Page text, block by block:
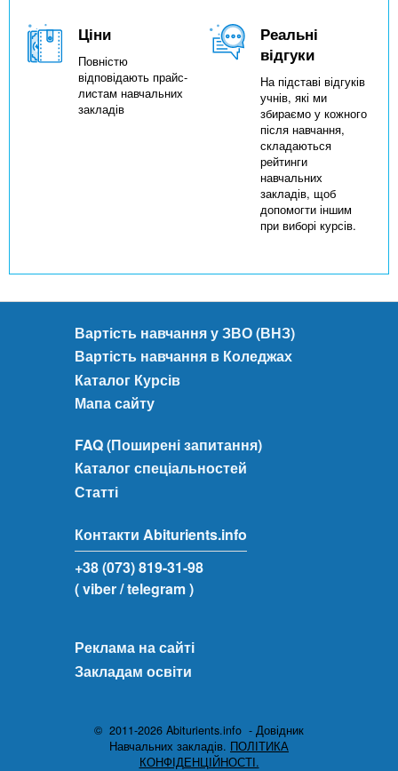
Ціни
Повністю
відповідають прайс-
листам навчальних
закладів
Реальні
відгуки
На підставі відгуків
учнів, які ми
збираємо у кожного
після навчання,
складаються
рейтинги
навчальних
закладів, щоб
допомогти іншим
при виборі курсів.
Вартість навчання у ЗВО (ВНЗ)
Вартість навчання в Коледжах
Каталог Курсів
Мапа сайту
FAQ (Поширені запитання)
Каталог спеціальностей
Статті
Контакти Abiturients.info
+38 (073) 819-31-98
( viber/ telegram )
Реклама на сайті
Закладам освіти
© 2011-2026 Abiturients.info - Довідник
Навчальних закладів. ПОЛІТИКА
КОНФІДЕНЦІЙНОСТІ.